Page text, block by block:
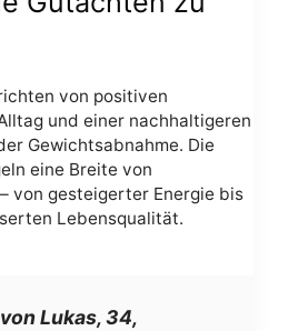
von positiven
und einer nachhaltigeren
Gewichtsabnahme. Die
eine Breite von
von gesteigerter Energie bis
Lebensqualität.
Lukas, 34,